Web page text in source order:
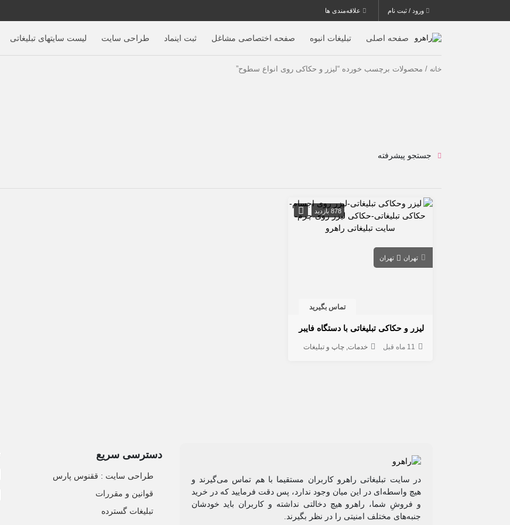
ورود / ثبت نام علاقه‌مندی ها
صفحه اصلی تبلیغات انبوه صفحه اختصاصی مشاغل ثبت اینماد طراحی سایت لیست سایتهای تبلیغاتی
خانه / محصولات برچسب خورده “لیزر و حکاکی روی انواع سطوح”
جستجو پیشرفته
878 بازدید
تهران تهران
تماس بگیرید
لیزر و حکاکی تبلیغاتی با دستگاه فایبر
11 ماه قبل خدمات چاپ و تبلیغات
در سایت تبلیغاتی راهرو کاربران مستقیما با هم تماس می‌گیرند و
هیچ واسطه‌ای در این میان وجود ندارد، پس دقت فرمایید که در خرید
و فروشِ شما، راهرو هیچ دخالتی نداشته و کاربران باید خودشان
جنبه‌های مختلف امنیتی را در نظر بگیرند.
دسترسی سریع
طراحی سایت :‌ ققنوس پارس
قوانین و مقررات
تبلیغات گسترده